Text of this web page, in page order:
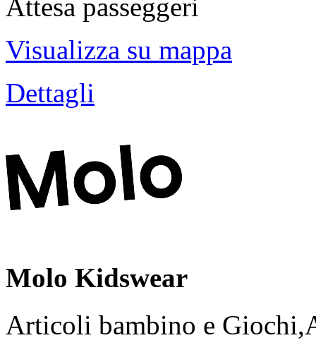
Attesa passeggeri
Visualizza su mappa
Dettagli
Molo Kidswear
Articoli bambino e